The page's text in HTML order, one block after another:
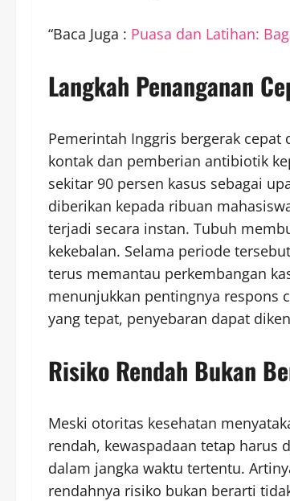
“Baca Juga : Puasa dan Latihan:
Langkah Penanganan
Pemerintah Inggris bergerak
kontak dan pemberian antibiotik
sekitar 90 persen kasus sebagai
diberikan kepada ribuan
terjadi secara instan. Tubuh
kekebalan. Selama periode
terus memantau perkembangan
menunjukkan pentingnya respons
yang tepat, penyebaran dapat
Risiko Rendah Bukan
Meski otoritas kesehatan
rendah, kewaspadaan tetap harus
dalam jangka waktu tertentu.
rendahnya risiko bukan berarti